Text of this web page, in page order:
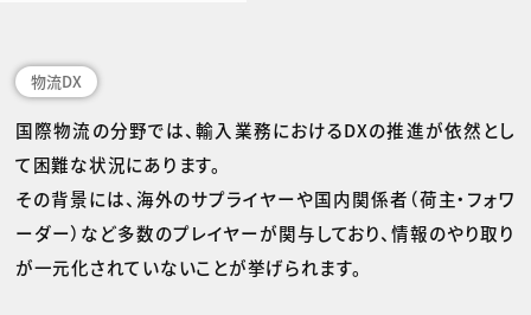
物流DX
国際物流の分野では、輸入業務におけるDXの推進が依然とし
て困難な状況にあります。
その背景には、海外のサプライヤーや国内関係者（荷主・フォワ
ーダー）など多数のプレイヤーが関与しており、情報のやり取り
が一元化されていないことが挙げられます。